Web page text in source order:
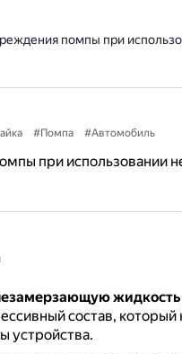
помпы при
#Помпа #Автомобиль
при использовании
состав, который
устройства.